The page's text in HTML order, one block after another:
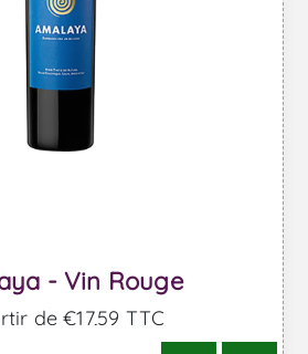
- Vin Rouge
de €17,59 TTC